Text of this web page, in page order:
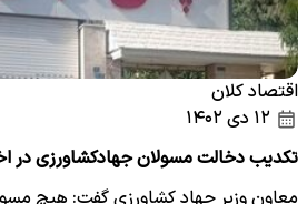
اقتصاد کلان
تکدیب دخالت مسولان جهادکشاورزی
معاون وزیر جهاد کشاورزی گفت: هیچ‌